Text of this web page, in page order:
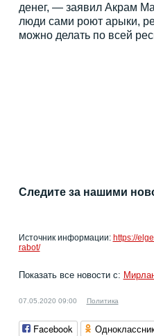
денег, — заявил Акрам
люди сами роют арыки,
можно делать по всей
Следите за нашими
Источник информации: https://
rabot/
Показать все новости с:
07.05.2020 09:00 Политика
Facebook